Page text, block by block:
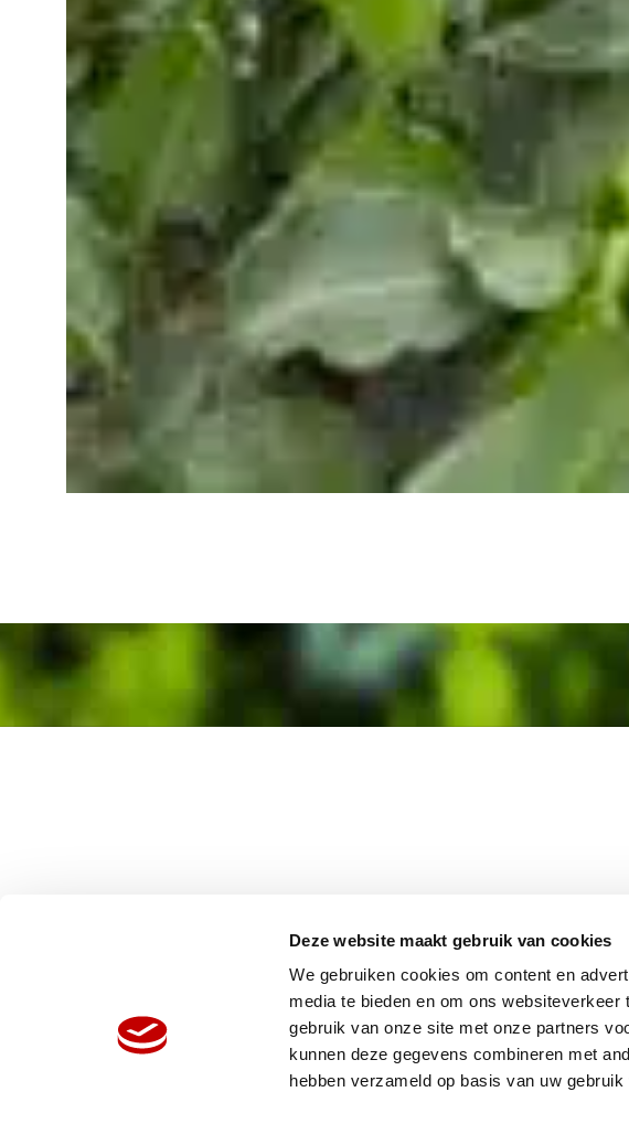
Deze website maakt gebruik van cookies
We gebruiken cookies om content en
media te bieden en om ons
gebruik van onze site met onze partners
kunnen deze gegevens combineren met
hebben verzameld op basis van uw
HOME
ORGANISATIE
WEBSHOP
NIEUWS